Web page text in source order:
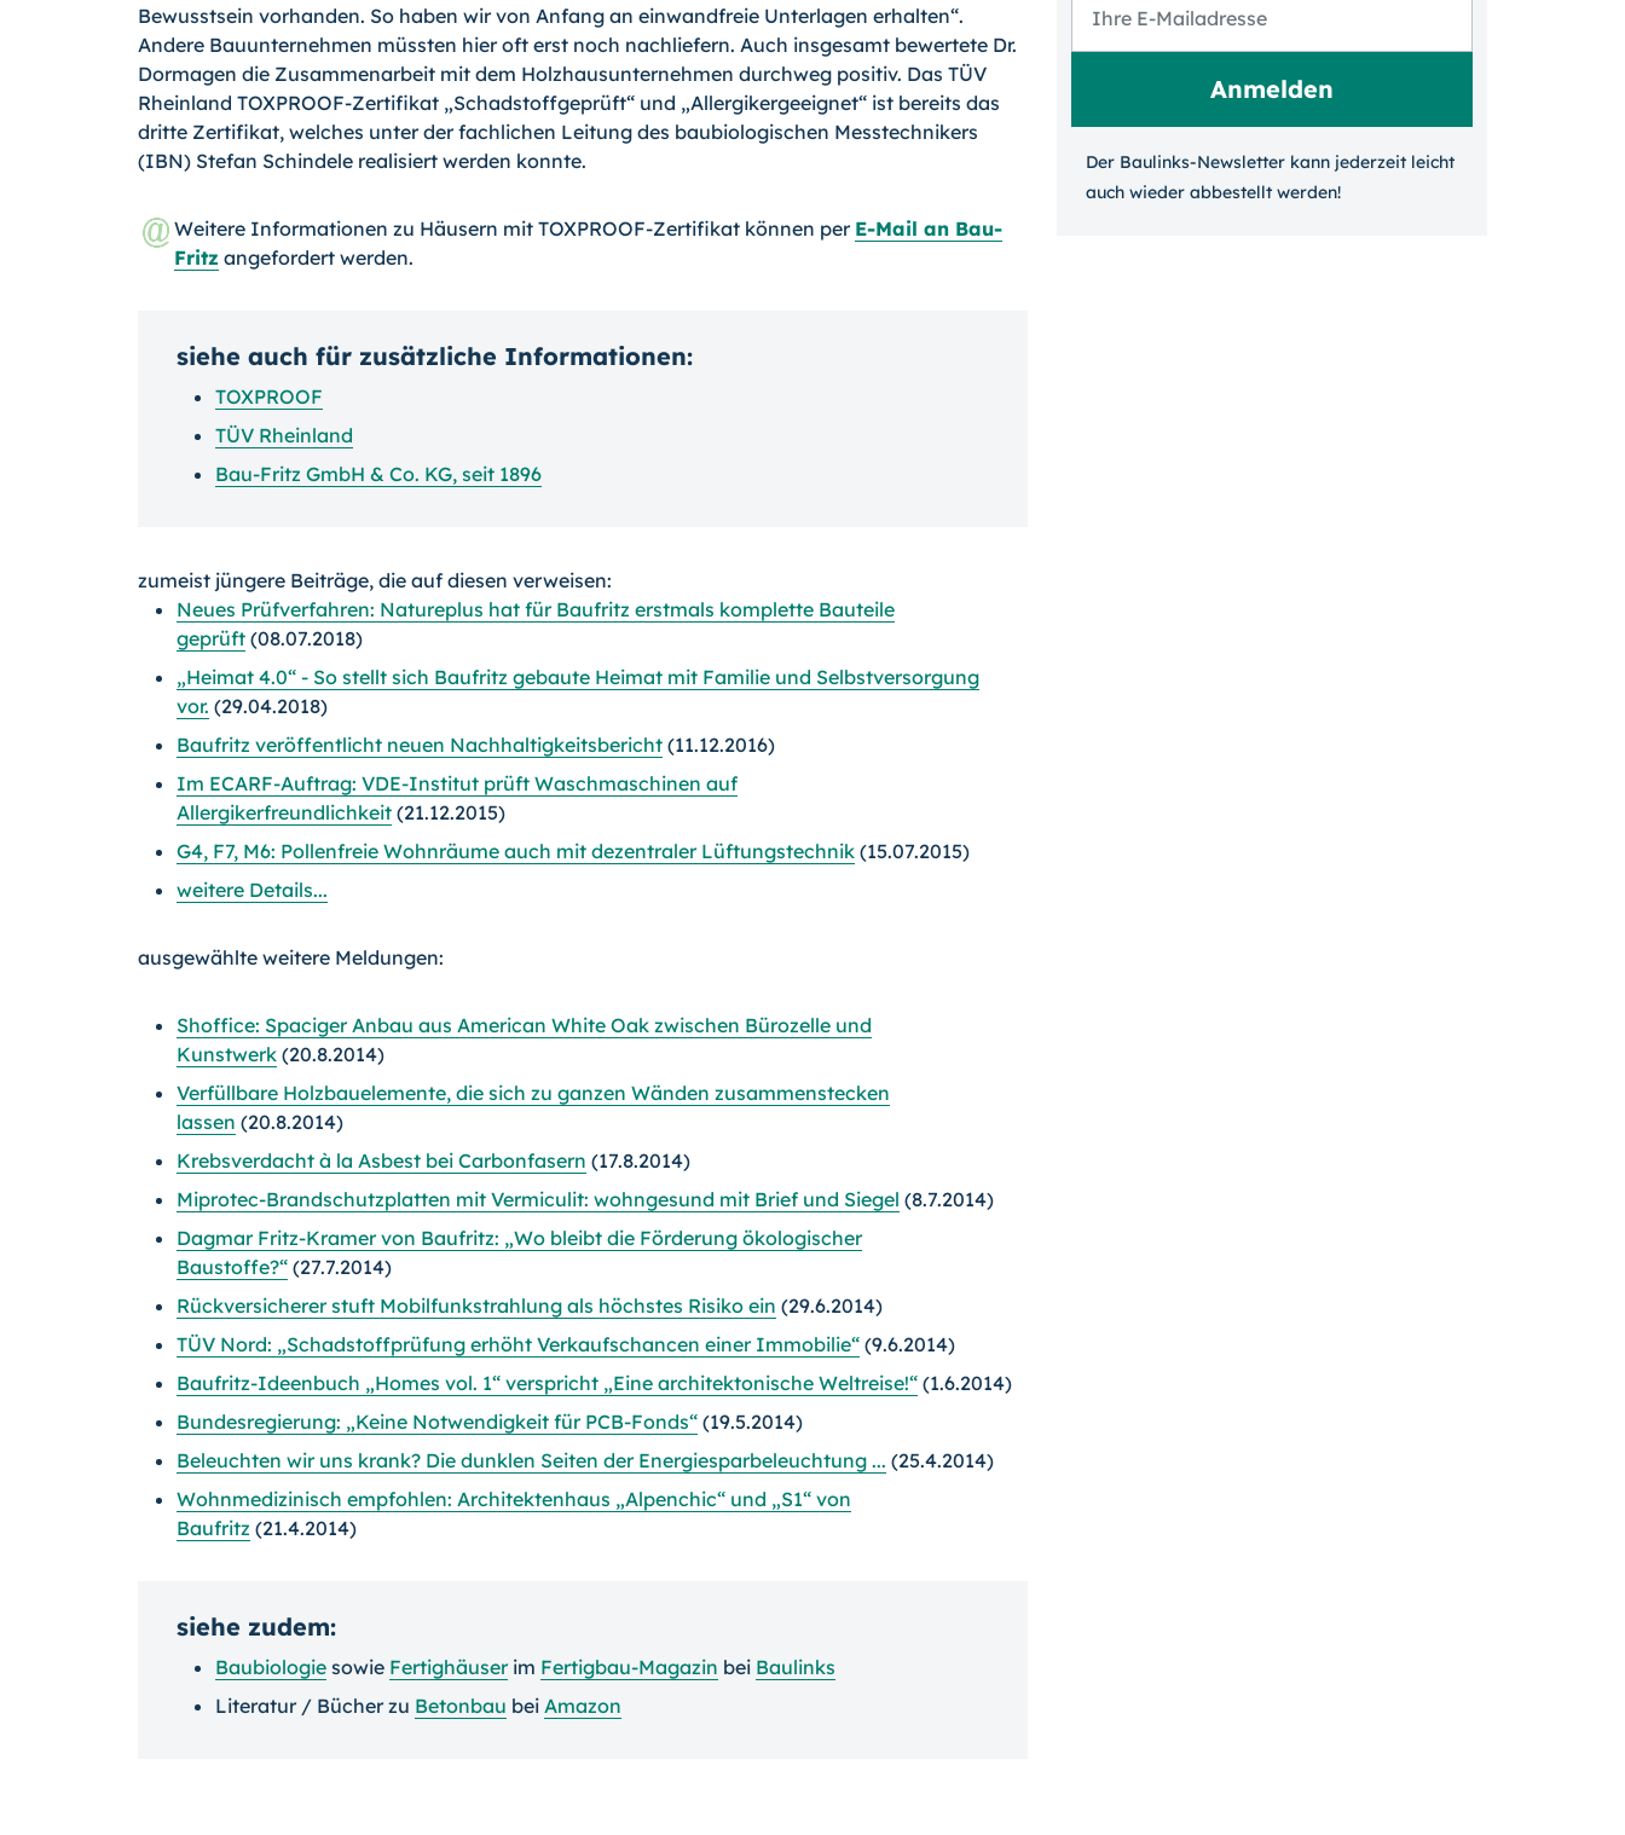
Bewusstsein vorhanden. So haben wir von An­fang an einwandfreie Unterlagen erhalten“.
Andere Bauunternehmen müssten hier oft erst noch nachliefern. Auch insgesamt bewertete Dr.
Dormagen die Zusammenarbeit mit dem Holzhausunternehmen durchweg positiv. Das TÜV
Rheinland TOXPROOF-Zer­tifikat „Schadstoffgeprüft“ und „Allergikergeeignet“ ist bereits das
dritte Zertifikat, welches unter der fachlichen Leitung des baubiologischen Messtechnikers
(IBN) Ste­fan Schindele realisiert werden konnte.
Weitere Informationen zu Häusern mit TOXPROOF-Zertifikat können per E-Mail an Bau-
Fritz angefordert werden.
siehe auch für zusätzliche Informationen:
TOXPROOF
TÜV Rheinland
Bau-Fritz GmbH & Co. KG, seit 1896
zumeist jüngere Beiträge, die auf diesen verweisen:
Neues Prüfverfahren: Natureplus hat für Baufritz erstmals komplette Bauteile
geprüft (08.07.2018)
„Heimat 4.0“ - So stellt sich Baufritz gebaute Heimat mit Familie und Selbstversorgung
vor. (29.04.2018)
Baufritz veröffentlicht neuen Nachhaltigkeitsbericht (11.12.2016)
Im ECARF-Auftrag: VDE-Institut prüft Waschmaschinen auf
Allergikerfreundlichkeit (21.12.2015)
G4, F7, M6: Pollenfreie Wohnräume auch mit dezentraler Lüftungstechnik (15.07.2015)
weitere Details...
ausgewählte weitere Meldungen:
Shoffice: Spaciger Anbau aus American White Oak zwischen Bürozelle und
Kunstwerk (20.8.2014)
Verfüllbare Holzbauelemente, die sich zu ganzen Wänden zusammenstecken
lassen (20.8.2014)
Krebsverdacht à la Asbest bei Carbonfasern (17.8.2014)
Miprotec-Brandschutzplatten mit Vermiculit: wohngesund mit Brief und Siegel (8.7.2014)
Dagmar Fritz-Kramer von Baufritz: „Wo bleibt die Förderung ökologischer
Baustoffe?“ (27.7.2014)
Rückversicherer stuft Mobilfunkstrahlung als höchstes Risiko ein (29.6.2014)
TÜV Nord: „Schadstoffprüfung erhöht Verkaufschancen einer Immobilie“ (9.6.2014)
Baufritz-Ideenbuch „Homes vol. 1“ verspricht „Eine architektonische Weltreise!“ (1.6.2014)
Bundesregierung: „Keine Notwendigkeit für PCB-Fonds“ (19.5.2014)
Beleuchten wir uns krank? Die dunklen Seiten der Energiesparbeleuchtung ... (25.4.2014)
Wohnmedizinisch empfohlen: Architektenhaus „Alpenchic“ und „S1“ von
Baufritz (21.4.2014)
siehe zudem:
Baubiologie sowie Fertighäuserim Fertigbau-Magazin bei Baulinks
Literatur / Bücher zu Betonbau bei Amazon
Der Baulinks-Newsletter kann jeder­zeit leicht
auch wieder ab­bestellt werden!